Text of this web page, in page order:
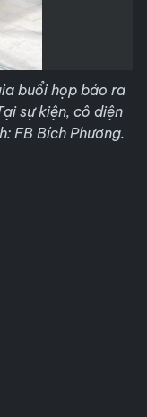
buổi họp báo ra
sự kiện, cô diện
FB Bích Phương.